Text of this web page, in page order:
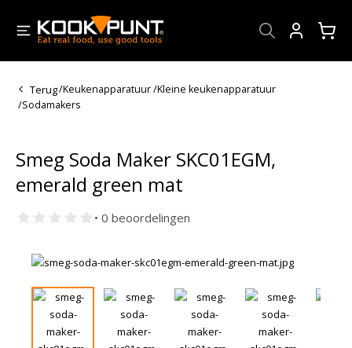
Terug/Keukenapparatuur/Kleine keukenapparatuur
/Sodamakers
Smeg Soda Maker SKC01EGM,
emerald green mat
• 0 beoordelingen